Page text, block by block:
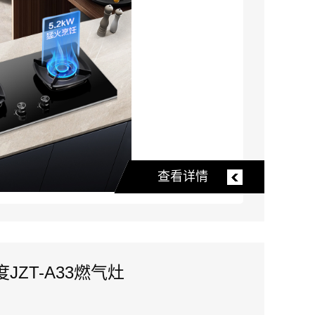
查看详情
JZT-A33燃气灶